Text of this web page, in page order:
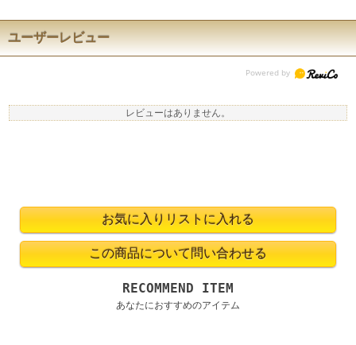
ユーザーレビュー
レビューはありません。
RECOMMEND ITEM
あなたにおすすめのアイテム